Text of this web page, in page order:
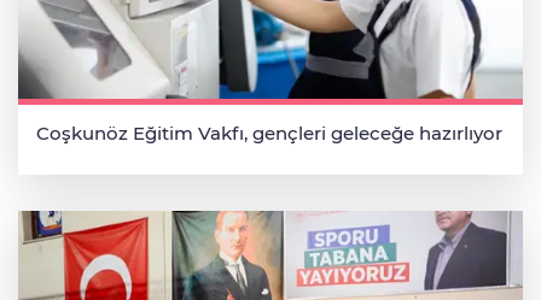
Coşkunöz Eğitim Vakfı, gençleri geleceğe hazırlıyor